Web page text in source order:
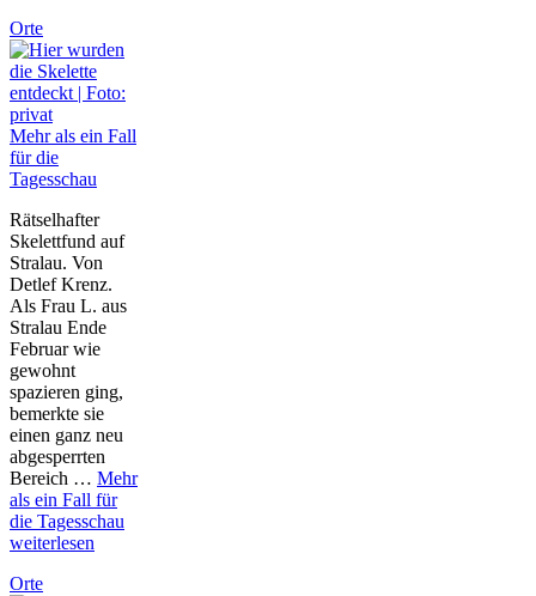
Orte
Mehr als ein Fall
für die
Tagesschau
Rätselhafter
Skelettfund auf
Stralau. Von
Detlef Krenz.
Als Frau L. aus
Stralau Ende
Februar wie
gewohnt
spazieren ging,
bemerkte sie
einen ganz neu
abgesperrten
Bereich … Mehr
als ein Fall für
die Tagesschau
weiterlesen
Orte